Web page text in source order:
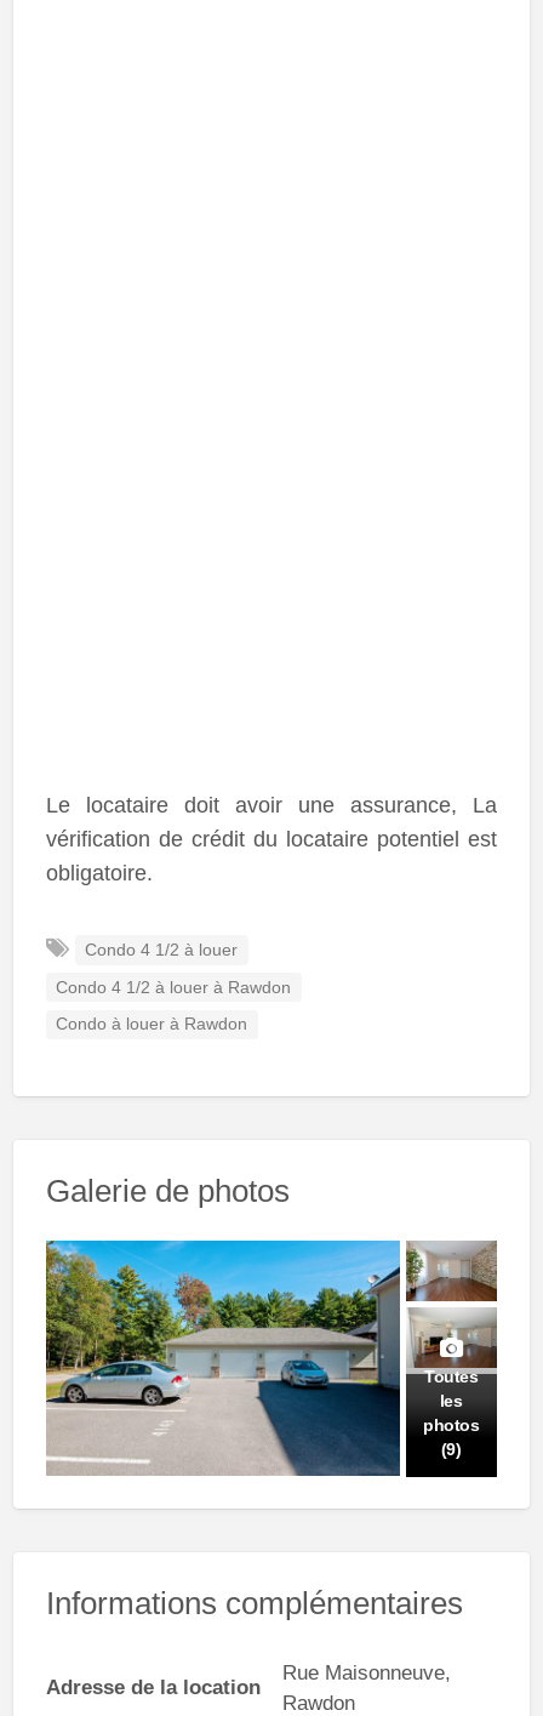
Le locataire doit avoir une assurance, La
vérification de crédit du locataire potentiel est
obligatoire.
Condo 4 1/2 à louer
Condo 4 1/2 à louer à Rawdon
Condo à louer à Rawdon
Galerie de photos
Toutes
les
photos
(9)
Informations complémentaires
Adresse de la location
Rue Maisonneuve,
Rawdon